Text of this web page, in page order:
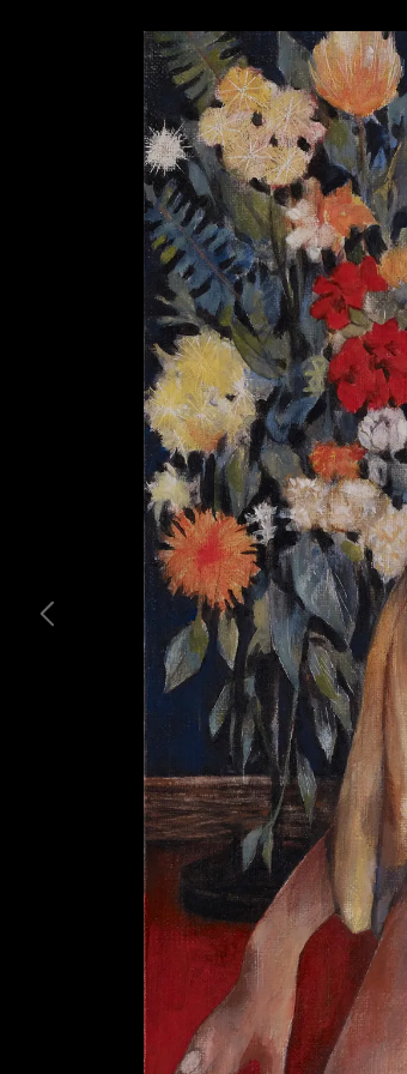
AZISAKA KOJI